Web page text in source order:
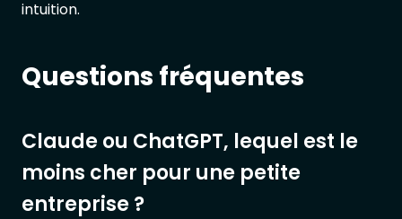
intuition.
Questions fréquentes
Claude ou ChatGPT, lequel est le
moins cher pour une petite
entreprise ?